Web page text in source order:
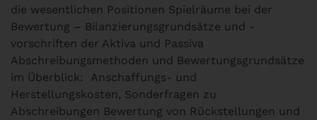
die wesentlichen Positionen Spielräume bei der
Bewertung – Bilanzierungsgrundsätze und -
vorschriften der Aktiva und Passiva
Abschreibungsmethoden und Bewertungsgrundsätze
im Überblick: Anschaffungs- und
Herstellungskosten, Sonderfragen zu
Abschreibungen Bewertung von Rückstellungen und